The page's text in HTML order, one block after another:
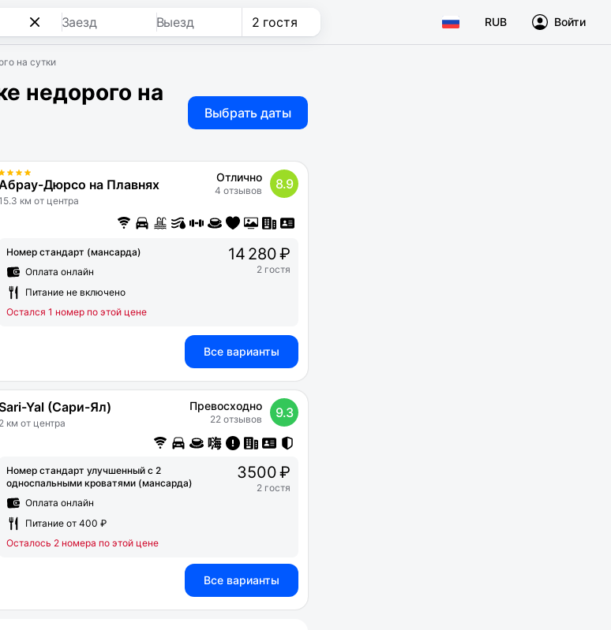
Заезд Выезд 2 гостя RUB Войти
на сутки
недорого на
Выбрать даты
Дюрсо на Плавнях
км от центра
Отлично
4 отзывов 8.9
Номер стандарт (мансарда)
Оплата онлайн
Питание не включено
Остался 1 номер по этой цене
14 280 ₽
2 гостя
Все варианты
Yal (Сари-Ял)
2 км от центра
Превосходно
22 отзывов 9.3
Номер стандарт улучшенный с 2
односпальными кроватями (мансарда)
Оплата онлайн
Питание от 400 ₽
Осталось 2 номера по этой цене
3500 ₽
2 гостя
Все варианты